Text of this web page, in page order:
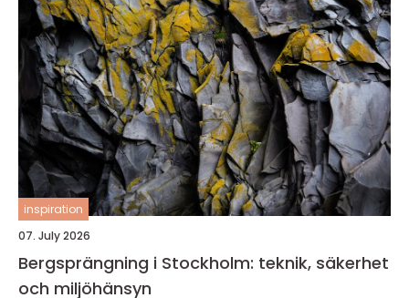
inspiration
07. July 2026
Bergsprängning i Stockholm: teknik, säkerhet
och miljöhänsyn